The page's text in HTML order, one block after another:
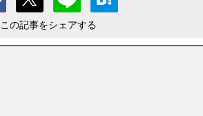
この記事をシェアする